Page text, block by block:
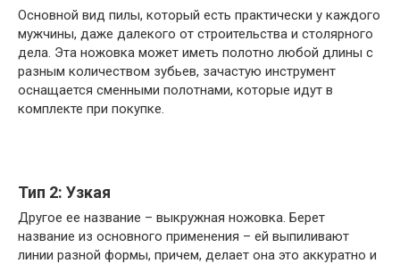
Основной вид пилы, который есть практически у каждого
мужчины, даже далекого от строительства и столярного
дела. Эта ножовка может иметь полотно любой длины с
разным количеством зубьев, зачастую инструмент
оснащается сменными полотнами, которые идут в
комплекте при покупке.
Тип 2: Узкая
Другое ее название – выкружная ножовка. Берет
название из основного применения – ей выпиливают
линии разной формы, причем, делает она это аккуратно и